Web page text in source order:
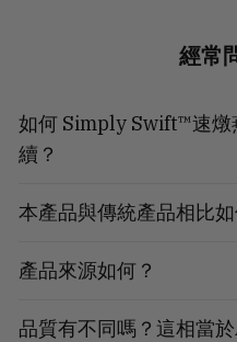
經常
如何 Simply Swift™速燉
續？
本產品與傳統產品相比
產品來源如何？
品質有不同嗎？這相當